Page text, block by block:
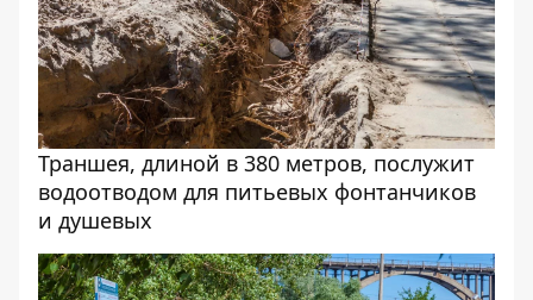
Траншея, длиной в 380 метров, послужит
водоотводом для питьевых фонтанчиков
и душевых